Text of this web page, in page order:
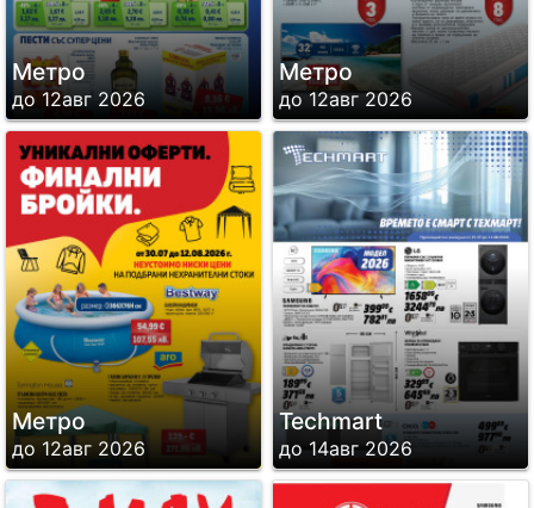
Метро
до 12авг 2026
Метро
до 12авг 2026
Метро
до 12авг 2026
Techmart
до 14авг 2026